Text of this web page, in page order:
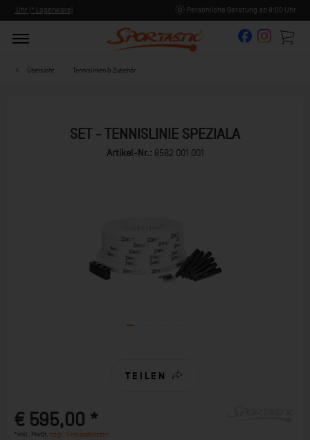
Persönliche Beratung ab 8:00 Uhr Früh (Mo-Fr)
Übersicht Tennislinien & Zubehör
SET - TENNISLINIE SPEZIALA
Artikel-Nr.: 8582 001 001
TEILEN
€ 595,00 *
*inkl. MwSt. zzgl. Versandkosten